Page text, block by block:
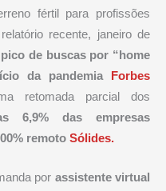
fértil para profissões
recente, janeiro de
de buscas por “home
da pandemia
Forbes
retomada parcial dos
6,9% das empresas
remoto Sólides.
por assistente virtual